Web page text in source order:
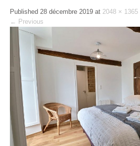
Published 28 décembre 2019 at 2048 × 1365
← Previous